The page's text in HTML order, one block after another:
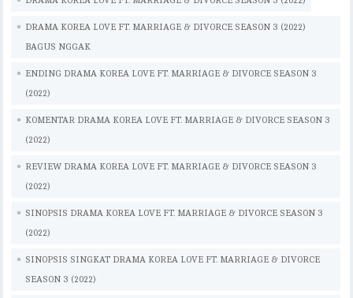
eb
oo
it
te
ai
l
at
s
p
p
p
y
n
k
eg
ra
e
m
bl
ar
e
DRAMA KOREA LOVE FT. MARRIAGE & DIVORCE SEASON 3 (2022)
BAGUS NGGAK
ENDING DRAMA KOREA LOVE FT. MARRIAGE & DIVORCE SEASON 3
(2022)
KOMENTAR DRAMA KOREA LOVE FT. MARRIAGE & DIVORCE SEASON 3
(2022)
REVIEW DRAMA KOREA LOVE FT. MARRIAGE & DIVORCE SEASON 3
(2022)
SINOPSIS DRAMA KOREA LOVE FT. MARRIAGE & DIVORCE SEASON 3
(2022)
SINOPSIS SINGKAT DRAMA KOREA LOVE FT. MARRIAGE & DIVORCE
SEASON 3 (2022)